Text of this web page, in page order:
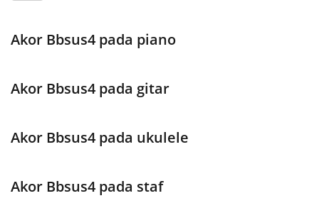
Italiano
日本語
Akor Bbsus4 pada piano
Akor Bbsus4 pada gitar
Akor Bbsus4 pada ukulele
Akor Bbsus4 pada staf